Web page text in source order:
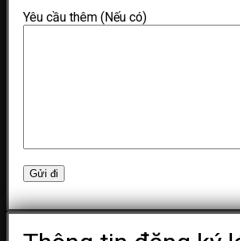
Yêu cầu thêm (Nếu có)